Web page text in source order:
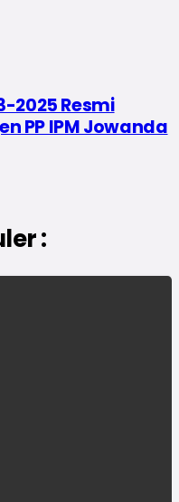
2025 Resmi
PP IPM Jowanda
: